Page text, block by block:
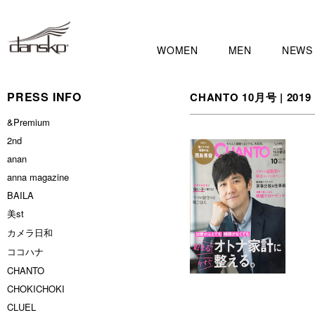
WOMEN MEN NEWS
PRESS INFO
&Premium
2nd
anan
anna magazine
BAILA
美st
カメラ日和
ココハナ
CHANTO
CHOKICHOKI
CLUEL
CHANTO 10月号 | 2019